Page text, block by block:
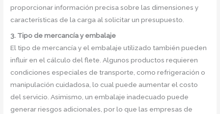
proporcionar información precisa sobre las dimensiones y
características de la carga al solicitar un presupuesto.
3. Tipo de mercancía y embalaje
El tipo de mercancía y el embalaje utilizado también pueden
influir en el cálculo del flete. Algunos productos requieren
condiciones especiales de transporte, como refrigeración o
manipulación cuidadosa, lo cual puede aumentar el costo
del servicio. Asimismo, un embalaje inadecuado puede
generar riesgos adicionales, por lo que las empresas de